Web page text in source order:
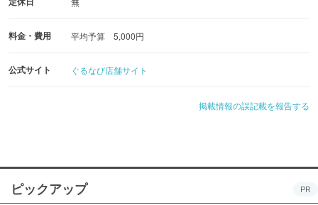
料金・費用 平均予算 5,000円
公式サイト ぐるなび店舗サイト
掲載情報の誤記載を報告する
ピックアップ PR